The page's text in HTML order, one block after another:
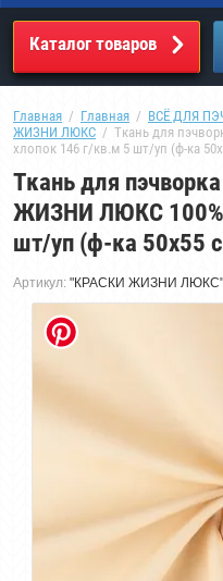
Каталог товаров
Главная
  /
Главная
  /
ВСЁ ДЛЯ
ЖИЗНИ ЛЮКС
/  Ткань для
хлопок 146 г/кв.м 5 шт/уп (ф-ка
Ткань для
ЖИЗНИ ЛЮКС 100%
шт/уп (ф-ка 50x55
Артикул: "КРАСКИ ЖИЗНИ ЛЮКС"